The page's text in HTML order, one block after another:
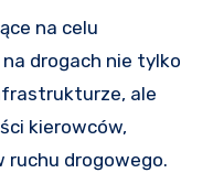
na celu
drogach nie tylko
ale
kierowców,
ruchu drogowego.